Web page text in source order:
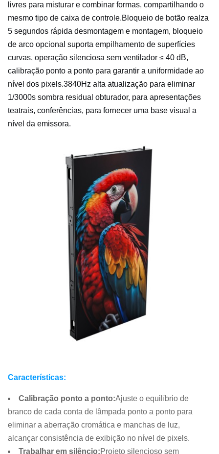
livres para misturar e combinar formas, compartilhando o
mesmo tipo de caixa de controle.Bloqueio de botão realza
5 segundos rápida desmontagem e montagem, bloqueio
de arco opcional suporta empilhamento de superfícies
curvas, operação silenciosa sem ventilador ≤ 40 dB,
calibração ponto a ponto para garantir a uniformidade ao
nível dos pixels.3840Hz alta atualização para eliminar
1/3000s sombra residual obturador, para apresentações
teatrais, conferências, para fornecer uma base visual a
nível da emissora.
Características:
Calibração ponto a ponto:Ajuste o equilíbrio de
branco de cada conta de lâmpada ponto a ponto para
eliminar a aberração cromática e manchas de luz,
alcançar consistência de exibição no nível de pixels.
Trabalhar em silêncio:Projeto silencioso sem